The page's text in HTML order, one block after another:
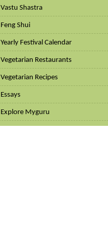
Vastu Shastra
Feng Shui
Yearly Festival Calendar
Vegetarian Restaurants
Vegetarian Recipes
Essays
Explore Myguru